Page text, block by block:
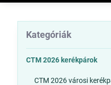
Kategóriák
CTM 2026 kerékpárok
CTM 2026 városi